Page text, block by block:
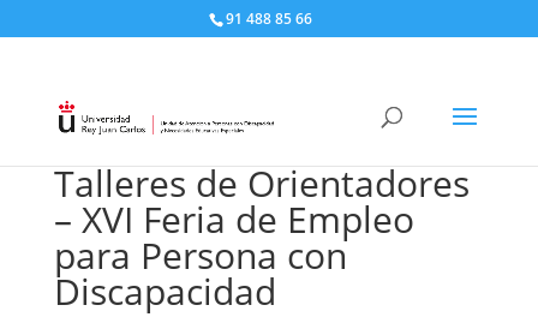
91 488 85 66
Talleres de Orientadores
– XVI Feria de Empleo
para Persona con
Discapacidad